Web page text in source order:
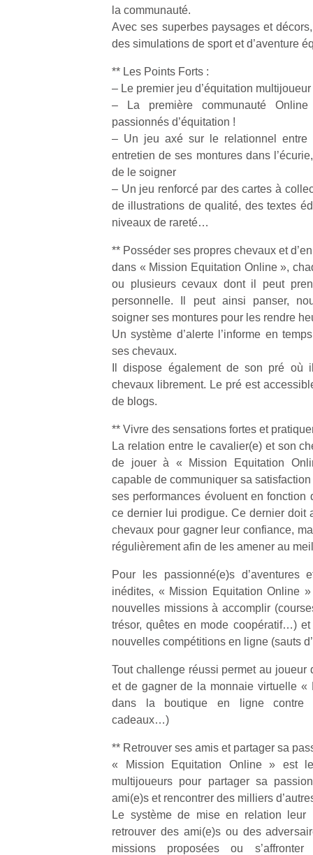
la communauté.
Avec ses superbes paysages et
des simulations de sport et d’aventure
** Les Points Forts :
– Le premier jeu d’équitation multijoueur
– La première communauté
passionnés d’équitation !
– Un jeu axé sur le relationnel entre
entretien de ses montures dans
de le soigner
– Un jeu renforcé par des cartes à
de illustrations de qualité, des textes
niveaux de rareté…
** Posséder ses propres chevaux et
dans « Mission Equitation Online »,
ou plusieurs cevaux dont il peut
personnelle. Il peut ainsi panser,
soigner ses montures pour les rendre
Un système d’alerte l’informe en
ses chevaux.
Il dispose également de son pré où
chevaux librement. Le pré est
de blogs.
** Vivre des sensations fortes et
La relation entre le cavalier(e) et son
de jouer à « Mission Equitation
capable de communiquer sa
ses performances évoluent en
ce dernier lui prodigue. Ce dernier doit
chevaux pour gagner leur confiance,
régulièrement afin de les amener au
Pour les passionné(e)s d’aventures
inédites, « Mission Equitation Online
nouvelles missions à accomplir
trésor, quêtes en mode coopératif…)
nouvelles compétitions en ligne (sauts
Tout challenge réussi permet au joueur
et de gagner de la monnaie virtuelle «
dans la boutique en ligne contre
cadeaux…)
** Retrouver ses amis et partager sa
« Mission Equitation Online » est
multijoueurs pour partager sa
ami(e)s et rencontrer des milliers
Le système de mise en relation leur
retrouver des ami(e)s ou des
missions proposées ou
à